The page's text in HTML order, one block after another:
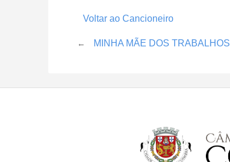
Voltar ao Cancioneiro
← MINHA MÃE DOS TRABALHOS